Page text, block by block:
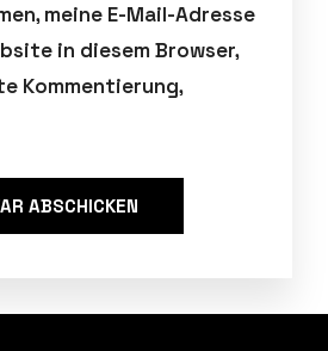
meine E-Mail-Adresse
in diesem Browser,
Kommentierung,